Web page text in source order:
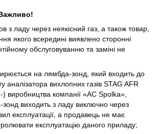
з ладу через неякісний газ, а також товар,
якого всередині виявлено сторонні
обслуговуванню та заміні не
на лямбда-зонд, який входить до
аналізатора вихлопних газів STAG AFR
виробництва компанії «AC Spolka»,
зонд виходить з ладу виключно через
експлуатації, а продавець не має
експлуатацію даного приладу;